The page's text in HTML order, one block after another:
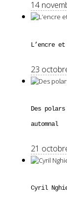
14
L’encre
23
Des
automnal
21
Cyril